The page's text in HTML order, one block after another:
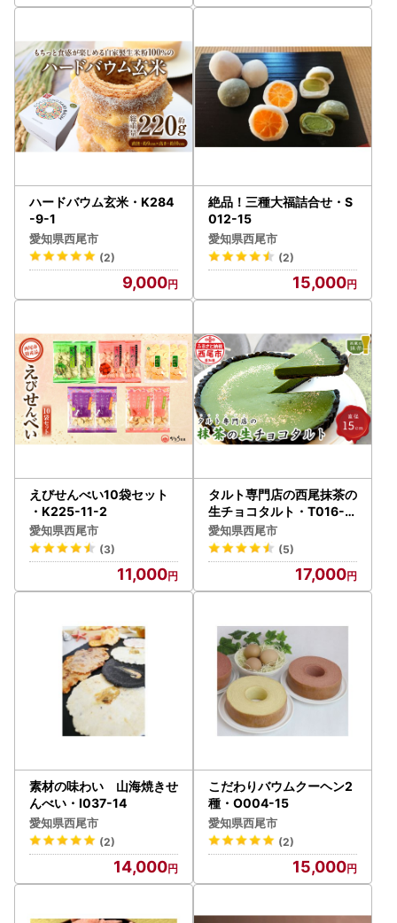
ハードバウム玄米・K284
-9-1
愛知県西尾市
(2)
9,000
絶品！三種大福詰合せ・S
012-15
愛知県西尾市
(2)
15,000
えびせんべい10袋セット
・K225-11-2
愛知県西尾市
(3)
11,000
タルト専門店の西尾抹茶の
生チョコタルト・T016-1
7
愛知県西尾市
(5)
17,000
素材の味わい 山海焼きせ
んべい・I037-14
愛知県西尾市
(2)
14,000
こだわりバウムクーヘン2
種・O004-15
愛知県西尾市
(2)
15,000